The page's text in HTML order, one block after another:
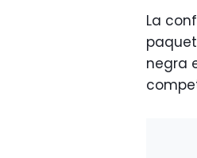
La
negra